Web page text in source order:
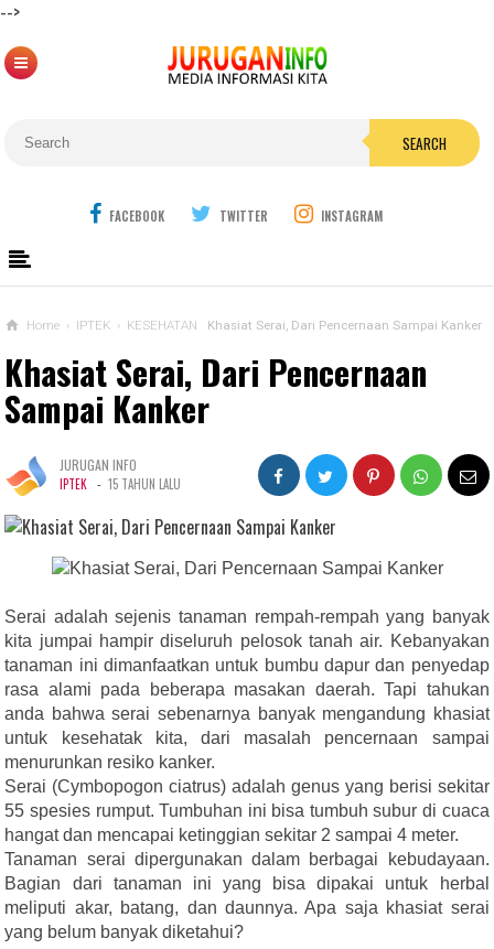
-->
SEARCH
FACEBOOK TWITTER INSTAGRAM
Home › IPTEK › KESEHATAN Khasiat Serai, Dari Pencernaan Sampai Kanker
Khasiat Serai, Dari Pencernaan
Sampai Kanker
JURUGAN INFO
IPTEK - 15 TAHUN LALU
Serai adalah sejenis tanaman rempah-rempah yang banyak
kita jumpai hampir diseluruh pelosok tanah air. Kebanyakan
tanaman ini dimanfaatkan untuk bumbu dapur dan penyedap
rasa alami pada beberapa masakan daerah. Tapi tahukan
anda bahwa serai sebenarnya banyak mengandung khasiat
untuk kesehatak kita, dari masalah pencernaan sampai
menurunkan resiko kanker.
Serai (Cymbopogon ciatrus) adalah genus yang berisi sekitar
55 spesies rumput. Tumbuhan ini bisa tumbuh subur di cuaca
hangat dan mencapai ketinggian sekitar 2 sampai 4 meter.
Tanaman serai dipergunakan dalam berbagai kebudayaan.
Bagian dari tanaman ini yang bisa dipakai untuk herbal
meliputi akar, batang, dan daunnya. Apa saja khasiat serai
yang belum banyak diketahui?